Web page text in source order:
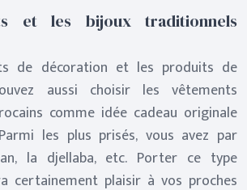
et les bijoux traditionnels
de décoration et les produits de
aussi choisir les vêtements
comme idée cadeau originale
les plus prisés, vous avez par
la djellaba, etc. Porter ce type
certainement plaisir à vos proches